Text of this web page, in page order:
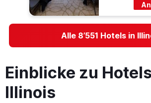
Alle 8’551 Hotels in
Einblicke zu
Illinois